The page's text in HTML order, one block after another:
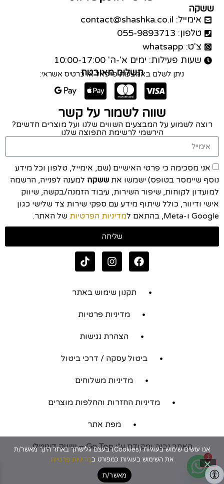
ששקה
אימייל: contact@shashka.co.il
טלפון: 055-9893713
צ'ט: whatsapp
שעות פעילות: ימים א'-ה' 10:00-17:00
תשלום מאובטח
ניתן לשלם באמצעות פייפאל או כרטיס אשראי:
שווה לשמור על קשר
רוצה לשמוע על המבצעים השווים שלנו ועל מוצרים חדשים?
הירשמי לרשימת התפוצה שלנו
אני מסכימה כי פרטי האישיים (שם, אימייל, טלפון וכל מידע
נוסף שיימסר בטופס) ישמשו את ששקה למענה לפנייה, הרשמה
למועדון לקוחות, שיפור השירות, עיבוד הזמנה/בקשה, שיווק
אישי ודיוור, כולל שיתוף מידע עם ספקי שירות צד שלישי כגון
Google ו-Meta, בהתאם ל
מדיניות הפרטיות של האתר.
שליחה
תקנון שימוש באתר
מדיניות פרטיות
הצהרת נגישות
ביטול עסקה / דרכי ביטול
מדיניות משלוחים
מדיניות החזרות והחלפות מוצרים
מפת אתר
האתר נבנה ומקודם ע"יGo Top – שיווק דיגיטלי
אנו עושים שימוש בעוגיות (Cookies) בעצם גלישתך באתר הינך מאשר/ת
את השימוש בעוגיות כמפורט במדיניות פרטיות
מאשר/ת
1